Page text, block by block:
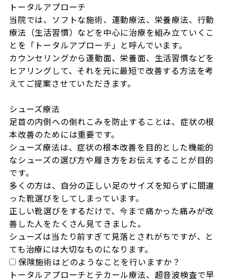
トータルアプローチ
当院では、ソフトな施術、運動療法、栄養療法、行動
療法（生活習慣）などを中心に治療を組み立ていくこ
とを「トータルアプローチ」と呼んでいます。
カウンセリングから運動面、栄養面、生活習慣などを
ヒアリングして、それを元に最短で改善する方法を考
えてご提案させていただきます。
シューズ療法
足首の内側への倒れこみを防止することは、症状の根
本改善のためには重要です。
シューズ療法は、症状の根本改善を目的とした機能的
なシューズの選び方や履き方をお伝えすることが目的
です。
多くの方は、自分の正しい足のサイズを知らずに間違
った靴選びをしてしまっています。
正しい靴選びをするだけで、今まで痛かった痛みが改
善した人をたくさん見てきました。
シューズは当たり前すぎて見落とされがちですが、と
ても治療には大切なものになります。
保険施術はどのようなことを行いますか？
トータルアプローチとテカール療法、超音波検査で早